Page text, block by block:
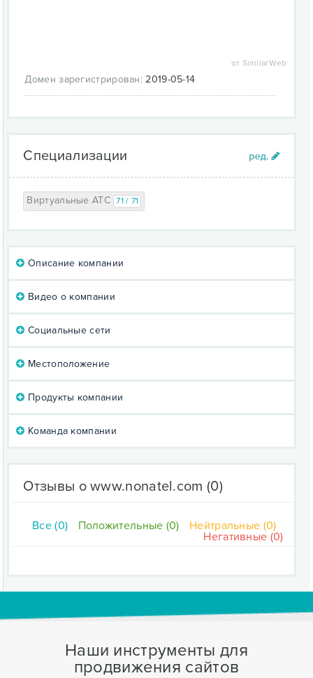
от SimilarWeb
Домен зарегистрирован: 2019-05-14
Специализации
Виртуальные АТС 71 / 71
Описание компании
Видео о компании
Социальные сети
Местоположение
Продукты компании
Команда компании
Отзывы о www.nonatel.com (0)
Все (0) Положительные (0)
Нейтральные (0)
Негативные (0)
Наши инструменты для
продвижения сайтов